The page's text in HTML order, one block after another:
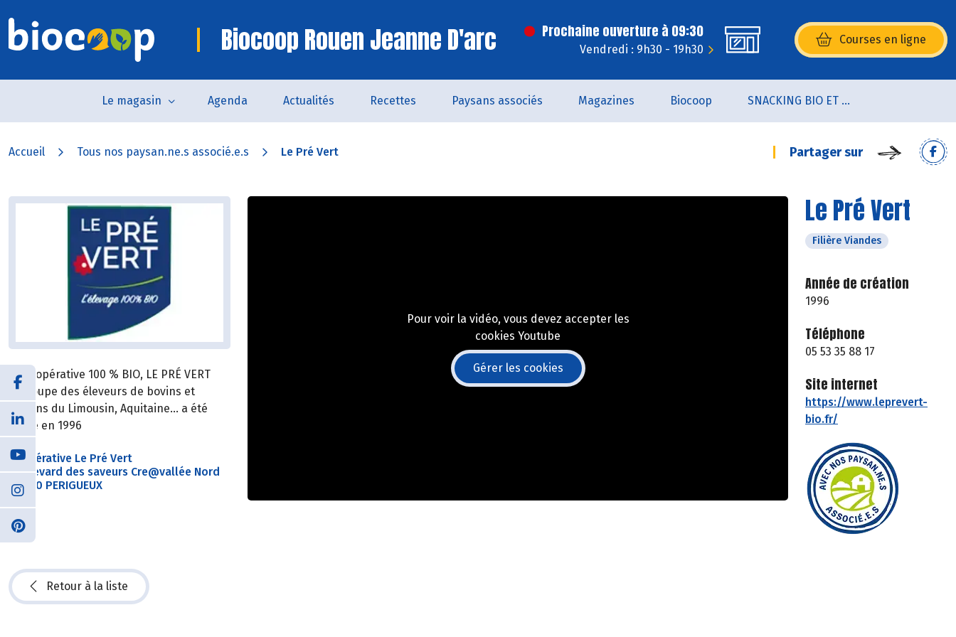
Biocoop Rouen Jeanne D'arc Prochaine ouverture à 09:30
Vendredi : 9h30 - 19h30
Courses en ligne
(s’ouvre dans une nouvelle
Le magasin Agenda Actualités Recettes Paysans associés Magazines Biocoop SNACKING BIO ET LOCAL
Accueil Tous nos paysan.ne.s associé.e.s Le Pré Vert Partager sur
Le Pré Vert
Filière Viandes
Année de création
1996
Téléphone
05 53 35 88 17
Site internet
https://www.leprevert-
bio.fr/
La coopérative 100 % BIO, LE PRÉ VERT
regroupe des éleveurs de bovins et
porcins du Limousin, Aquitaine… a été
créée en 1996
Coopérative Le Pré Vert
Boulevard des saveurs Cre@vallée Nord
24060 PERIGUEUX
Pour voir la vidéo, vous devez accepter les
cookies Youtube
Gérer les cookies
Retour à la liste